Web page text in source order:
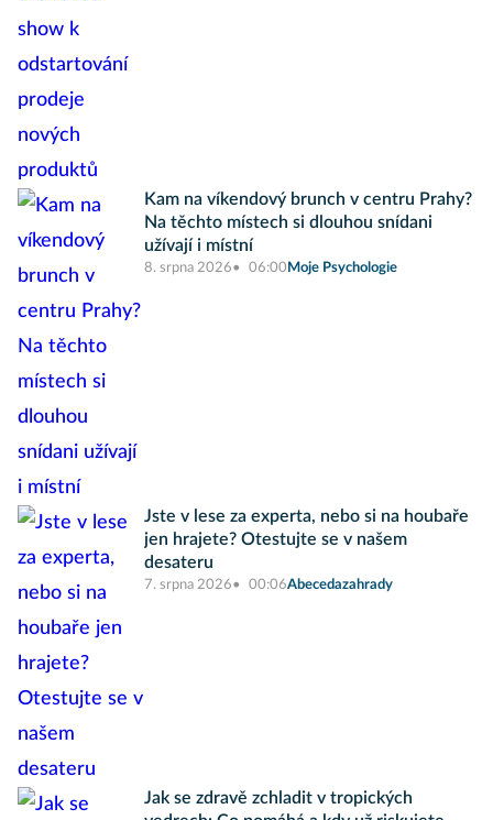
Kam na víkendový brunch v centru Prahy?
Na těchto místech si dlouhou snídani
užívají i místní
8. srpna 2026 06:00 Moje Psychologie
Jste v lese za experta, nebo si na houbaře
jen hrajete? Otestujte se v našem
desateru
7. srpna 2026 00:06Abecedazahrady
Jak se zdravě zchladit v tropických